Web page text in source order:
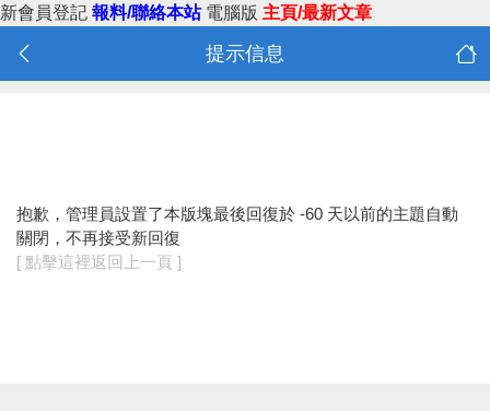
新會員登記 報料/聯絡本站 電腦版 主頁/最新文章
提示信息
抱歉，管理員設置了本版塊最後回復於 -60 天以前的主題自動
關閉，不再接受新回復
[ 點擊這裡返回上一頁 ]